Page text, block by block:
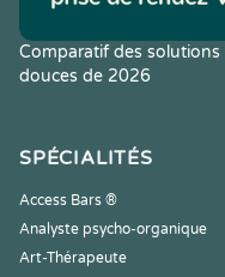
Comparatif des
douces de 2026
SPÉCIALITÉS
Access Bars ®
Analyste psycho-organique
Art-Thérapeute